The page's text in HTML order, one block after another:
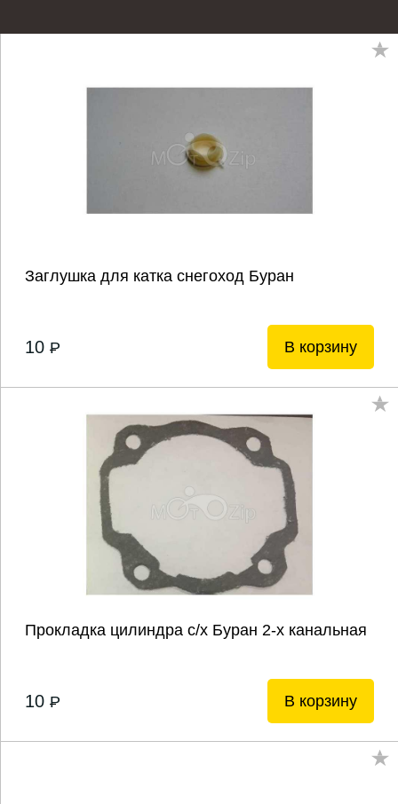
Заглушка для катка снегоход Буран
10 P В корзину
Прокладка цилиндра с/х Буран 2-х канальная
10 P В корзину